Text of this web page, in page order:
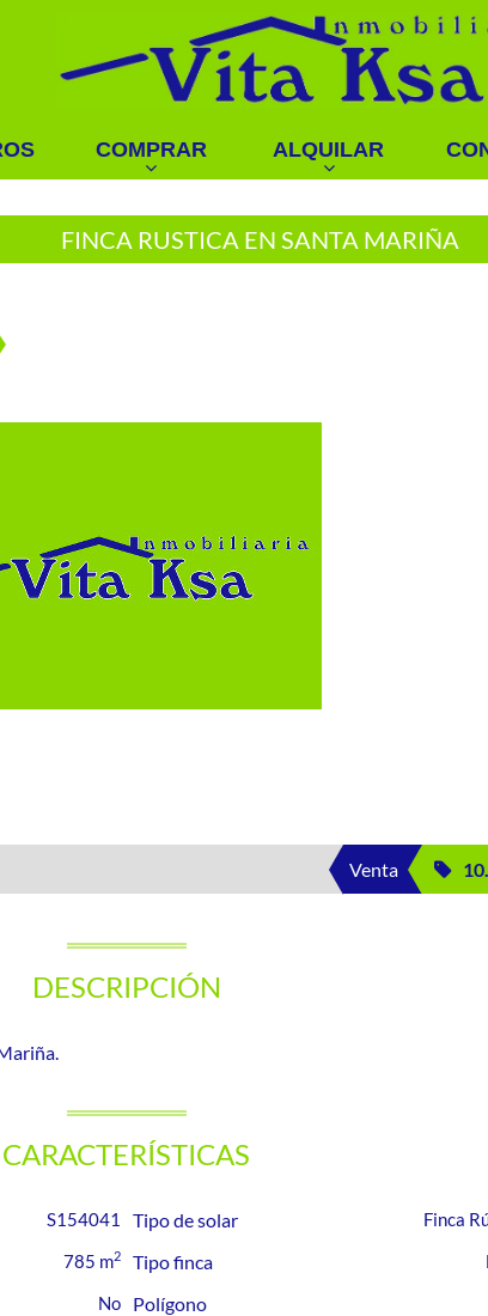
COMPRAR ALQUILAR
FINCA RUSTICA EN SANTA MARIÑA
Venta
DESCRIPCIÓN
CARACTERÍSTICAS
S154041 Tipo de solar Finca
785 m2 Tipo finca
Polígono